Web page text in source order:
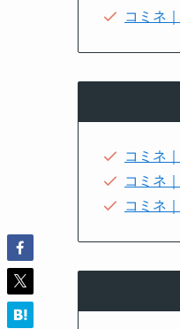
コミネ｜
コミネ｜
コミネ｜
コミネ｜